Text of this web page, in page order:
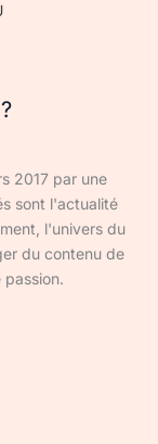
2017 par une
sont l'actualité
l'univers du
du contenu de